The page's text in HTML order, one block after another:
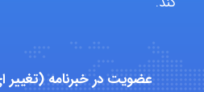
عضویت در خبرنامه (تغییر